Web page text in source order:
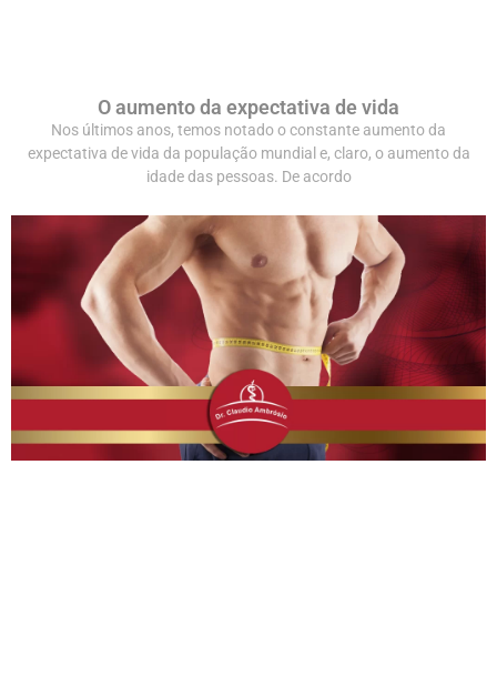
O aumento da expectativa de vida
Nos últimos anos, temos notado o constante aumento da
expectativa de vida da população mundial e, claro, o aumento da
idade das pessoas. De acordo